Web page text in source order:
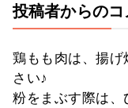
投稿者からのコ
鶏もも肉は、揚
さい♪
粉をまぶす際は、